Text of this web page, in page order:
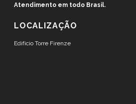
Atendimento em todo Brasil.
LOCALIZAÇÃO
Edifício Torre Firenze